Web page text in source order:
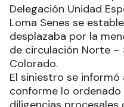
Delegación Unidad
Loma Senes se
desplazaba por la
de circulación Norte –
Colorado.
El siniestro se informó
conforme lo ordenado